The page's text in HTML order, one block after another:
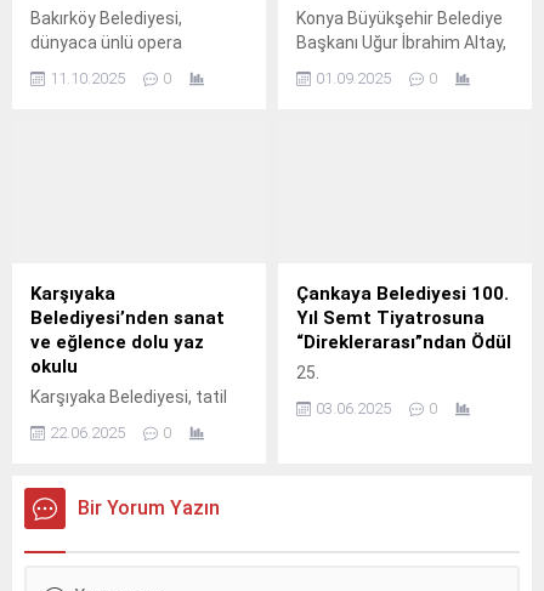
Bakırköy Belediyesi,
dünyaca ünlü opera
doğum gününde anlamlı bir
11.10.2025 0
Konya Büyükşehir Belediye
Başkanı Uğur İbrahim Altay,
kültürünün ulusal ve
01.09.2025 0
Karşıyaka
Belediyesi’nden sanat
ve eğlence dolu yaz
okulu
Karşıyaka Belediyesi, tatil
gençleri nitelikli etkinliklerle
okulu açıyor.
22.06.2025 0
Çankaya Belediyesi 100.
Yıl Semt Tiyatrosuna
“Direklerarası”ndan Ödül
25.
03.06.2025 0
Bir Yorum Yazın